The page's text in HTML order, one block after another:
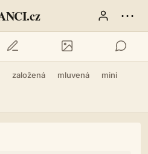
⋯
založená mluvená mini